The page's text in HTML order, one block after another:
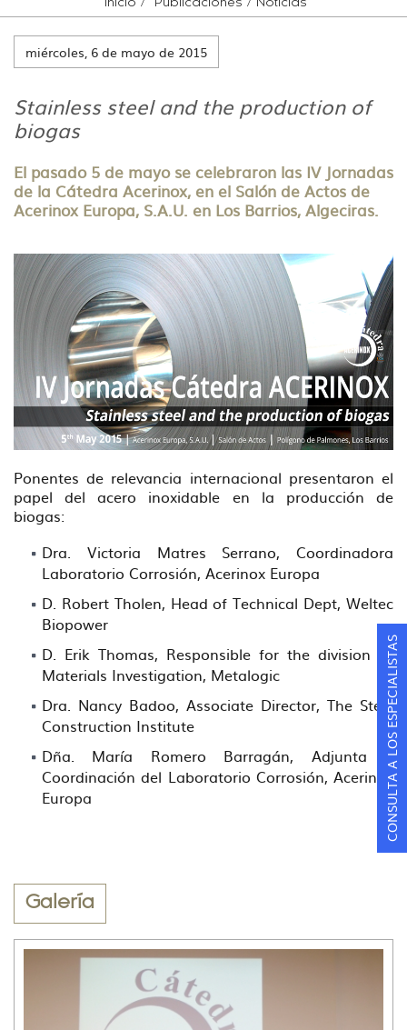
Inicio Publicaciones Noticias
miércoles, 6 de mayo de 2015
Stainless steel and the production of
biogas
El pasado 5 de mayo se celebraron las IV Jornadas
de la Cátedra Acerinox, en el Salón de Actos de
Acerinox Europa, S.A.U. en Los Barrios, Algeciras.
Ponentes de relevancia internacional presentaron el
papel del acero inoxidable en la producción de
biogas:
Dra. Victoria Matres Serrano, Coordinadora
Laboratorio Corrosión, Acerinox Europa
D. Robert Tholen, Head of Technical Dept, Weltec
Biopower
D. Erik Thomas, Responsible for the division of
Materials Investigation, Metalogic
Dra. Nancy Badoo, Associate Director, The Steel
Construction Institute
Dña. María Romero Barragán, Adjunta a
Coordinación del Laboratorio Corrosión, Acerinox
Europa
Galería
CONSULTA A LOS ESPECIALISTAS